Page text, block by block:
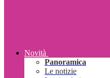
Novità
Panoramica
Le notizie